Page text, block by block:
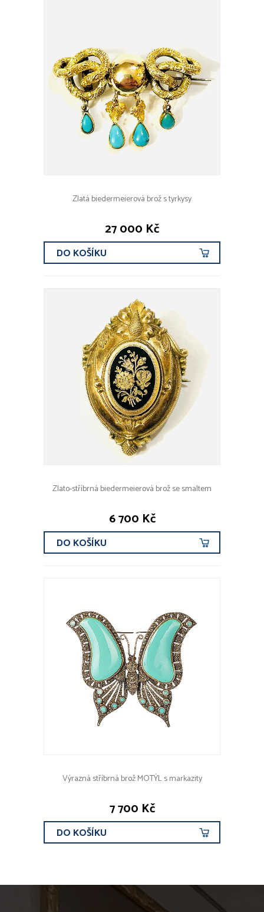
Zlatá biedermeierová brož s tyrkysy
27 000 Kč
DO KOŠÍKU
Zlato-stříbrná biedermeierová brož se smaltem
6 700 Kč
DO KOŠÍKU
Výrazná stříbrná brož MOTÝL s markazity
7 700 Kč
DO KOŠÍKU